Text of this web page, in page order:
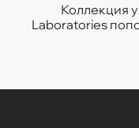
Коллекция
Laboratories